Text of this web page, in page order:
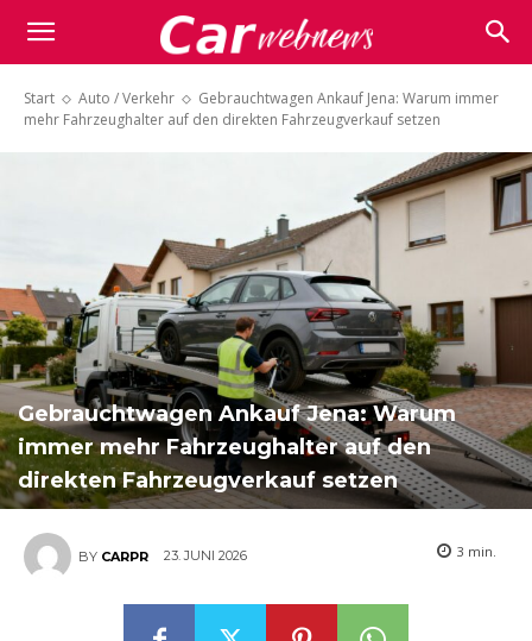
Carwebnews.com
Start Auto / Verkehr
Gebrauchtwagen Ankauf Jena: Warum immer
mehr Fahrzeughalter auf den direkten Fahrzeugverkauf setzen
Gebrauchtwagen Ankauf Jena: Warum
immer mehr Fahrzeughalter auf den
direkten Fahrzeugverkauf setzen
BY CARPR 23. JUNI 2026 3 min.